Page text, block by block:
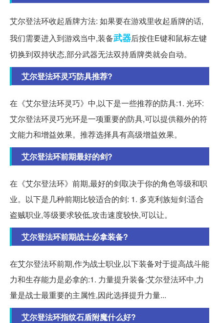
艾尔登法环收起盾牌方法: 如果要在游戏里收起盾牌的话,
我们需要进入到游戏当中,装备武器后按住E键和鼠标左键
切换到双持状态,部分武器无法双持盾牌类就会自动。
艾尔登法环灵巧防具推荐?
在《艾尔登法环灵巧》中,以下是一些推荐的防具:1. 光环:
艾尔登法环灵巧光环是一项重要的防具,可以提供额外的符
文能力和增益效果。推荐选择具有高级增益效果。
艾尔登法环前期最好的剑?
在《艾尔登法环》前期,最好的剑取决于你的角色等级和职
业。以下是几种前期比较适合的剑: 1. 多克利族短剑:适合
盗贼职业,等级要求较低,攻击速度较快,可以让。
艾尔登法环前期战士必拿装备?
在艾尔登法环前期,作为战士职业,以下装备对于提高战斗能
力和生存能力是必拿的:1. 力量提升装备:艾尔登法环中,力
量是战士最重要的主属性,因此选择提升力量...
艾尔登法环指纹石盾附魔什么好?